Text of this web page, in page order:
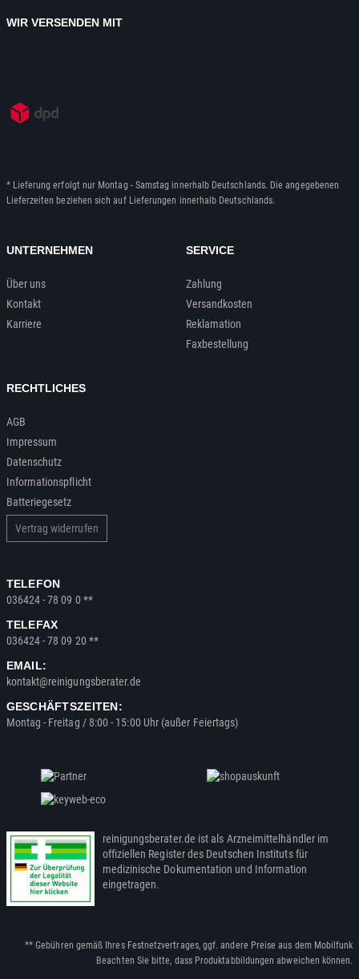
WIR VERSENDEN MIT
* Lieferung erfolgt nur Montag - Samstag innerhalb Deutschlands. Die angegebenen
Lieferzeiten beziehen sich auf Lieferungen innerhalb Deutschlands.
UNTERNEHMEN
Über uns
Kontakt
Karriere
SERVICE
Zahlung
Versandkosten
Reklamation
Faxbestellung
RECHTLICHES
AGB
Impressum
Datenschutz
Informationspflicht
Batteriegesetz
Vertrag widerrufen
TELEFON
036424 - 78 09 0 **
TELEFAX
036424 - 78 09 20 **
EMAIL:
kontakt@reinigungsberater.de
GESCHÄFTSZEITEN:
Montag - Freitag / 8:00 - 15:00 Uhr (außer Feiertags)
reinigungsberater.de ist als Arzneimittelhändler im
offiziellen Register des Deutschen Instituts für
medizinische Dokumentation und Information
eingetragen.
** Gebühren gemäß Ihres Festnetzvertrages, ggf. andere Preise aus dem Mobilfunk
Beachten Sie bitte, dass Produktabbildungen abweichen können.